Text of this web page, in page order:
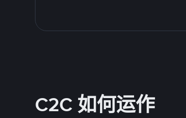
C2C 如何运作